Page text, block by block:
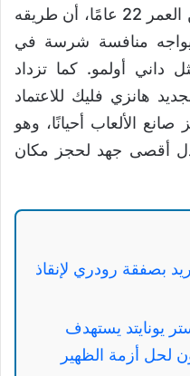
ويعلم اللاعب الشاب، البالغ من العمر 22 عامًا، أن طريقه
منافسة شرسة في
داني أولمو. كما تزداد
هانزي فليك للاعتماد
الألعاب أحيانًا، وهو
أقصى جهد لحجز مكان
بصفقة رودري لإنقاذ
يونايتد يستهدف
لحل أزمة الظهير